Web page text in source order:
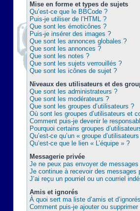
Mise en forme et types de sujets
Qu’est-ce que le BBCode ?
Puis-je utiliser de l’HTML ?
Que sont les émoticônes ?
Puis-je insérer des images ?
Que sont les annonces globales ?
Que sont les annonces ?
Que sont les notes ?
Que sont les sujets verrouillés ?
Que sont les icônes de sujet ?
Niveaux des utilisateurs et des
Que sont les administrateurs ?
Que sont les modérateurs ?
Que sont les groupes d’utilisateurs ?
Où sont les groupes d’utilisateurs et
Comment puis-je devenir le
Pourquoi certains groupes
Qu’est-ce qu’un « groupe
Qu’est-ce que le lien « L’équipe » ?
Messagerie privée
Je ne peux pas envoyer de
Je continue à recevoir des messages
J’ai reçu un pourriel ou un courriel
Amis et ignorés
À quoi sert ma liste d’amis et
Comment puis-je ajouter ou